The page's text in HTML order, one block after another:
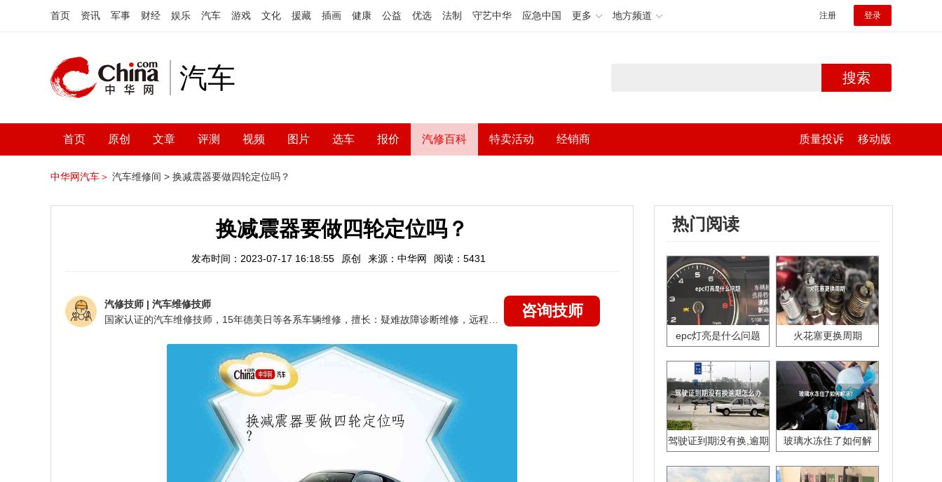
首页 资讯 军事 财经 娱乐 汽车 游戏 文化 援藏 插画 健康 公益 优选 法制 守艺中华 应急中国 更多 地方频道 注册 登录
汽车 搜索
首页 原创 文章 评测 视频 图片 选车 报价 汽修百科 特卖活动 经销商 质量投诉 移动版
中华网汽车＞ 汽车维修间 > 换减震器要做四轮定位吗？
换减震器要做四轮定位吗？
发布时间：2023-07-17 16:18:55 原创 来源：中华网 阅读：5431
汽修技师 | 汽车维修技师
咨询技师
热门阅读
epc灯亮是什么问题 火花塞更换周期
驾驶证到期没有换,逾期
玻璃水冻住了如何解